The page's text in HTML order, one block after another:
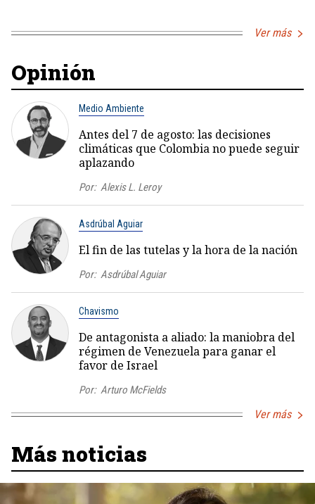
Ver más
Opinión
Medio Ambiente
Antes del 7 de agosto: las decisiones
climáticas que Colombia no puede seguir
aplazando
Por: Alexis L. Leroy
Asdrúbal Aguiar
El fin de las tutelas y la hora de la nación
Por: Asdrúbal Aguiar
Chavismo
De antagonista a aliado: la maniobra del
régimen de Venezuela para ganar el
favor de Israel
Por: Arturo McFields
Ver más
Más noticias